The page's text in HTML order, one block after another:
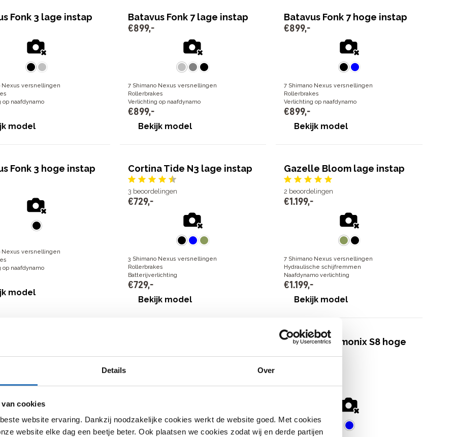
Details Over
cookies
website ervaring. Dankzij noodzakelijke cookies werkt de website goed. Met cookies
website elke dag een beetje beter. Ook plaatsen we cookies zodat wij en derde partijen
Fonk 3 lage instap
Nexus versnellingen
op naafdynamo
model
Batavus Fonk 7 lage instap
€899,-
7 Shimano Nexus versnellingen
Rollerbrakes
Verlichting op naafdynamo
€899,-
Bekijk model
Batavus Fonk 7 hoge instap
€899,-
7 Shimano Nexus versnellingen
Rollerbrakes
Verlichting op naafdynamo
€899,-
Bekijk model
Fonk 3 hoge instap
Nexus versnellingen
op naafdynamo
model
Cortina Tide N3 lage instap
3 beoordelingen
€729,-
3 Shimano Nexus versnellingen
Rollerbrakes
Batterijverlichting
€729,-
Bekijk model
Gazelle Bloom lage instap
2 beoordelingen
€1.199,-
7 Shimano Nexus versnellingen
Hydraulische schijfremmen
Naafdynamo verlichting
€1.199,-
Bekijk model
16 Shimano Claris versnellingen
Gazelle Chamonix S8 hoge
€1.399,-